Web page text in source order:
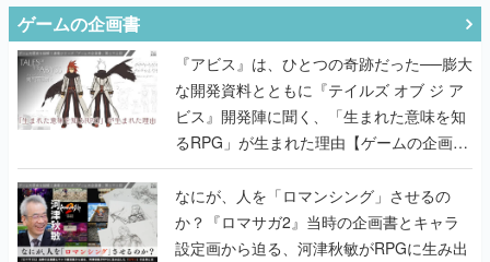
ゲームの企画書
『アビス』は、ひとつの奇跡だった──膨大
な開発資料とともに『テイルズ オブ ジ ア
ビス』開発陣に聞く、「生まれた意味を知
るRPG」が生まれた理由【ゲームの企画
書】
なにが、人を「ロマンシング」させるの
か？『ロマサガ2』当時の企画書とキャラ
設定画から迫る、河津秋敏がRPGに生み出